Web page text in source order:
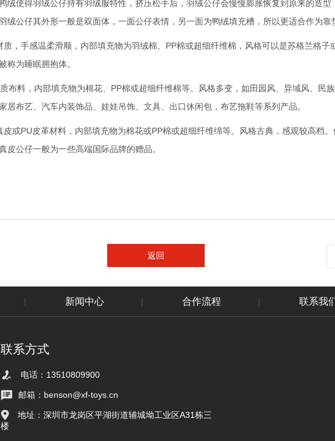
绒使得羽绒公仔持有羽绒服特性，挤压松手后，羽绒公仔会慢慢膨胀恢复到原来的造型
绒公仔其外形一般是双面体，一面公仔表情，另一面为鸭绒填充槽，所以更适合作为靠
，手感温柔滑顺，内部填充物为羽绒棉、PP棉或超细纤维棉，风格可以是苏格兰格子
称为睡眠拥抱体。
布料，内部填充物为棉花、PP棉或超细纤维棉等。风格多变，如田园风、异域风、民
居布艺、汽车内装饰品、娃娃吊饰、文具、出口休闲包，布艺拖鞋等系列产品。
或PU皮革材料，内部填充物为棉花或PP棉或超细纤维绵等。风格古典，感观较高档
皮公仔一般为一些高端国际品牌的赠品。
返回
新闻中心 合作流程 联系我
联系方式
电话：13510809900
邮箱：benson@xf-toys.cn
地址：深圳市龙岗区平湖街道辅城坳工业区A31栋三
楼